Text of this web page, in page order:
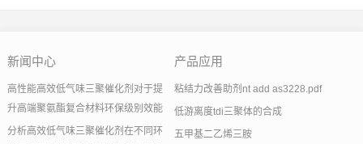
新闻中心
高性能高效低气味三聚催化剂对于提
升高端聚氨酯复合材料环保级别效能
分析高效低气味三聚催化剂在不同环
产品应用
粘结力改善助剂nt add as3228.pdf
低游离度tdi三聚体的合成
五甲基二乙烯三胺